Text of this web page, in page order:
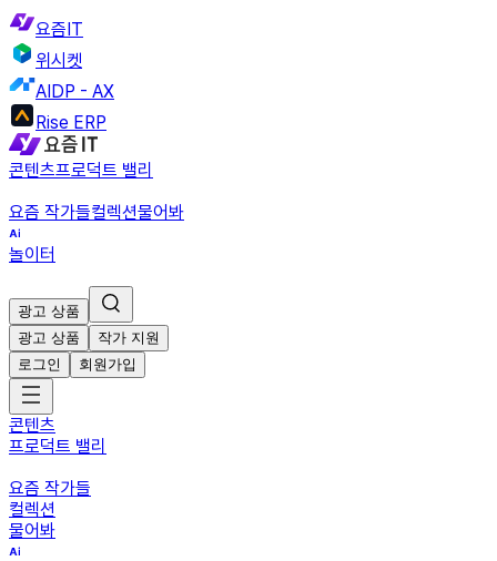
요즘IT
위시켓
AIDP - AX
Rise ERP
콘텐츠프로덕트 밸리
요즘 작가들컬렉션물어봐
놀이터
광고 상품
광고 상품
작가 지원
로그인
회원가입
콘텐츠
프로덕트 밸리
요즘 작가들
컬렉션
물어봐